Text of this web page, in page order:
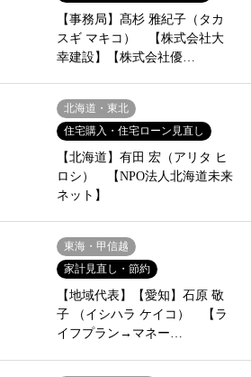
【事務局】髙杉 雅紀子（タカ
スギ マキコ） 【株式会社大
幸建設】【株式会社優…
北海道・東北
住宅購入・住宅ローン見直し
【北海道】有田 宏（アリタ ヒ
ロシ） 【NPO法人北海道未来
ネット】
東海・甲信越
家計見直し・節約
【地域代表】【愛知】石原 敬
子 （イシハラ ケイコ） 【ラ
イフプラン→マネー…